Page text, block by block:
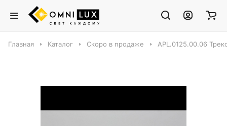
Главная Каталог Скоро в продаже APL.0125.00.06